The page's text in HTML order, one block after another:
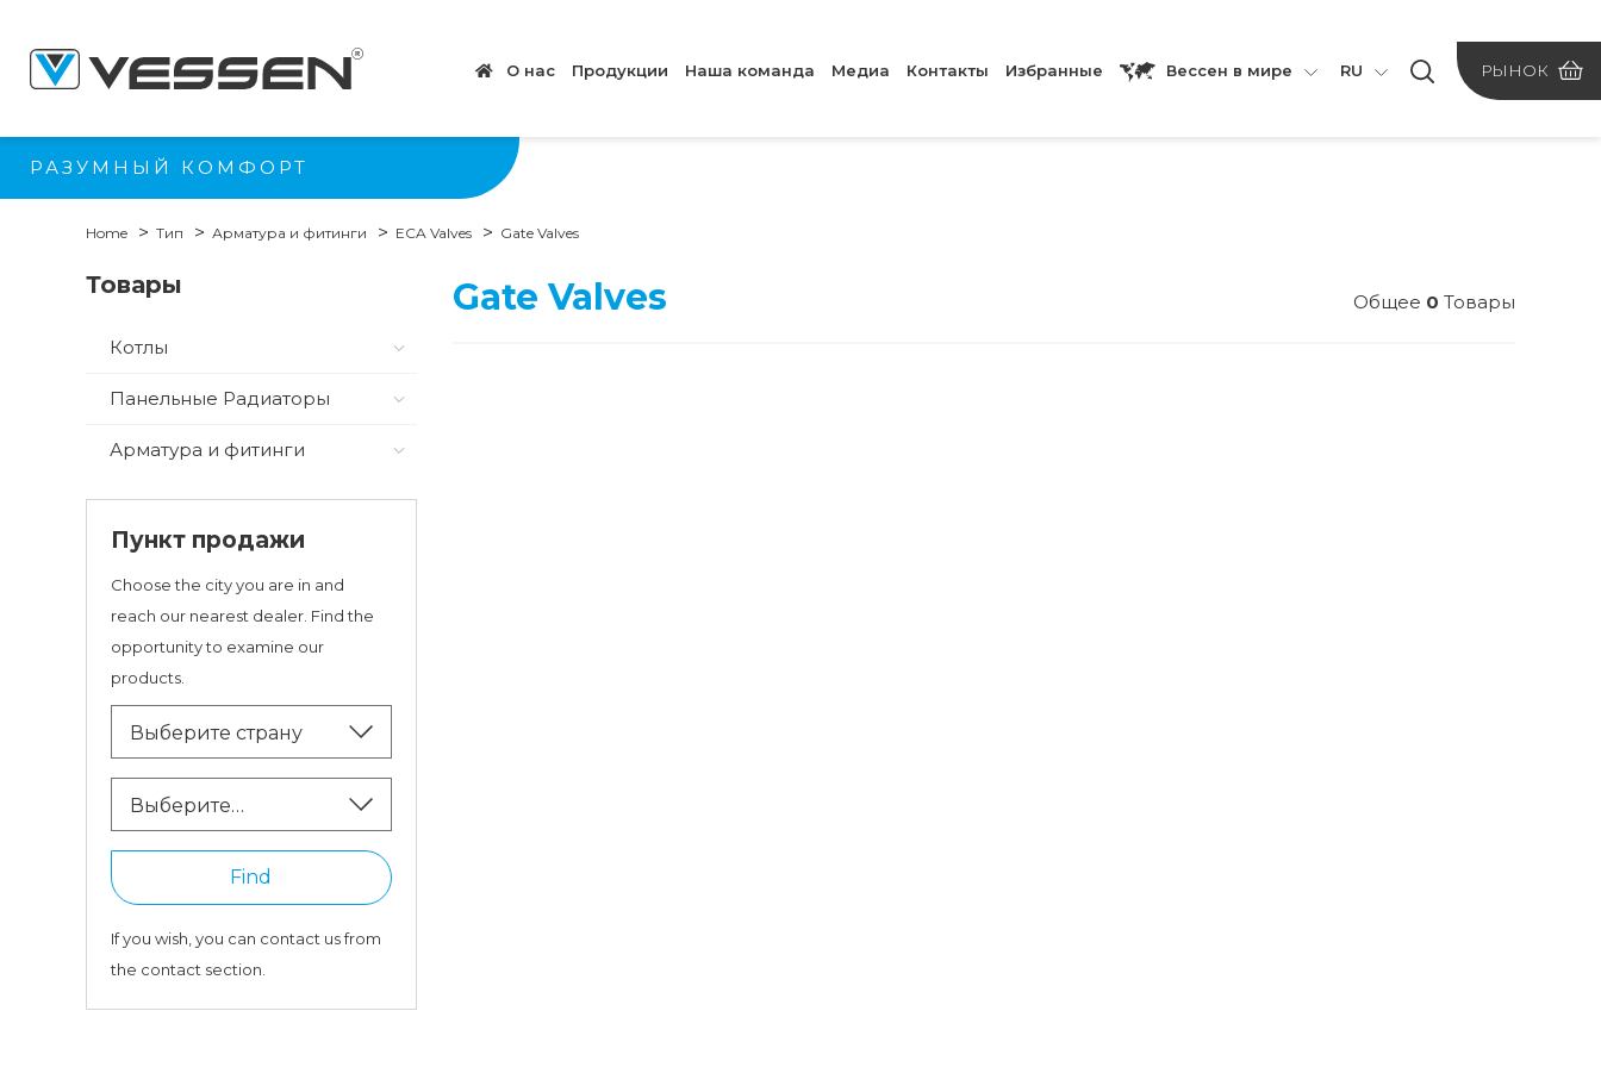
О нас Продукции Наша команда Медиа Контакты Избранные Вессен в мире RU РЫНОК
РАЗУМНЫЙ КОМФОРТ
Home Тип Арматура и фитинги ECA Valves Gate Valves
Товары
Котлы
Панельные Радиаторы
Арматура и фитинги
Пункт продажи
Choose the city you are in and
reach our nearest dealer. Find the
opportunity to examine our
products.
Выберите страну
Выберите
провинцию
Find
If you wish, you can contact us from
the contact section.
Gate Valves Общее 0 Товары